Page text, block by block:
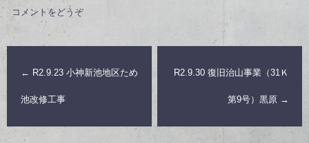
コメントをどうぞ
← R2.9.23 小神新池地区ため
池改修工事
R2.9.30 復旧治山事業（31Ｋ
第9号）黒原 →